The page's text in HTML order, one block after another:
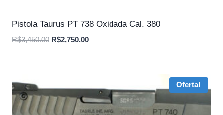
Pistola Taurus PT 738 Oxidada Cal. 380
R$3,450.00 O
R$2,750.00O
Oferta!